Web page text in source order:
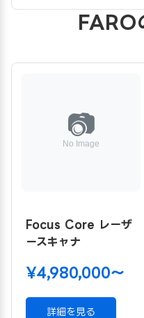
FARO
Focus Core レーザ
ースキャナ
¥4,980,000〜
詳細を見る